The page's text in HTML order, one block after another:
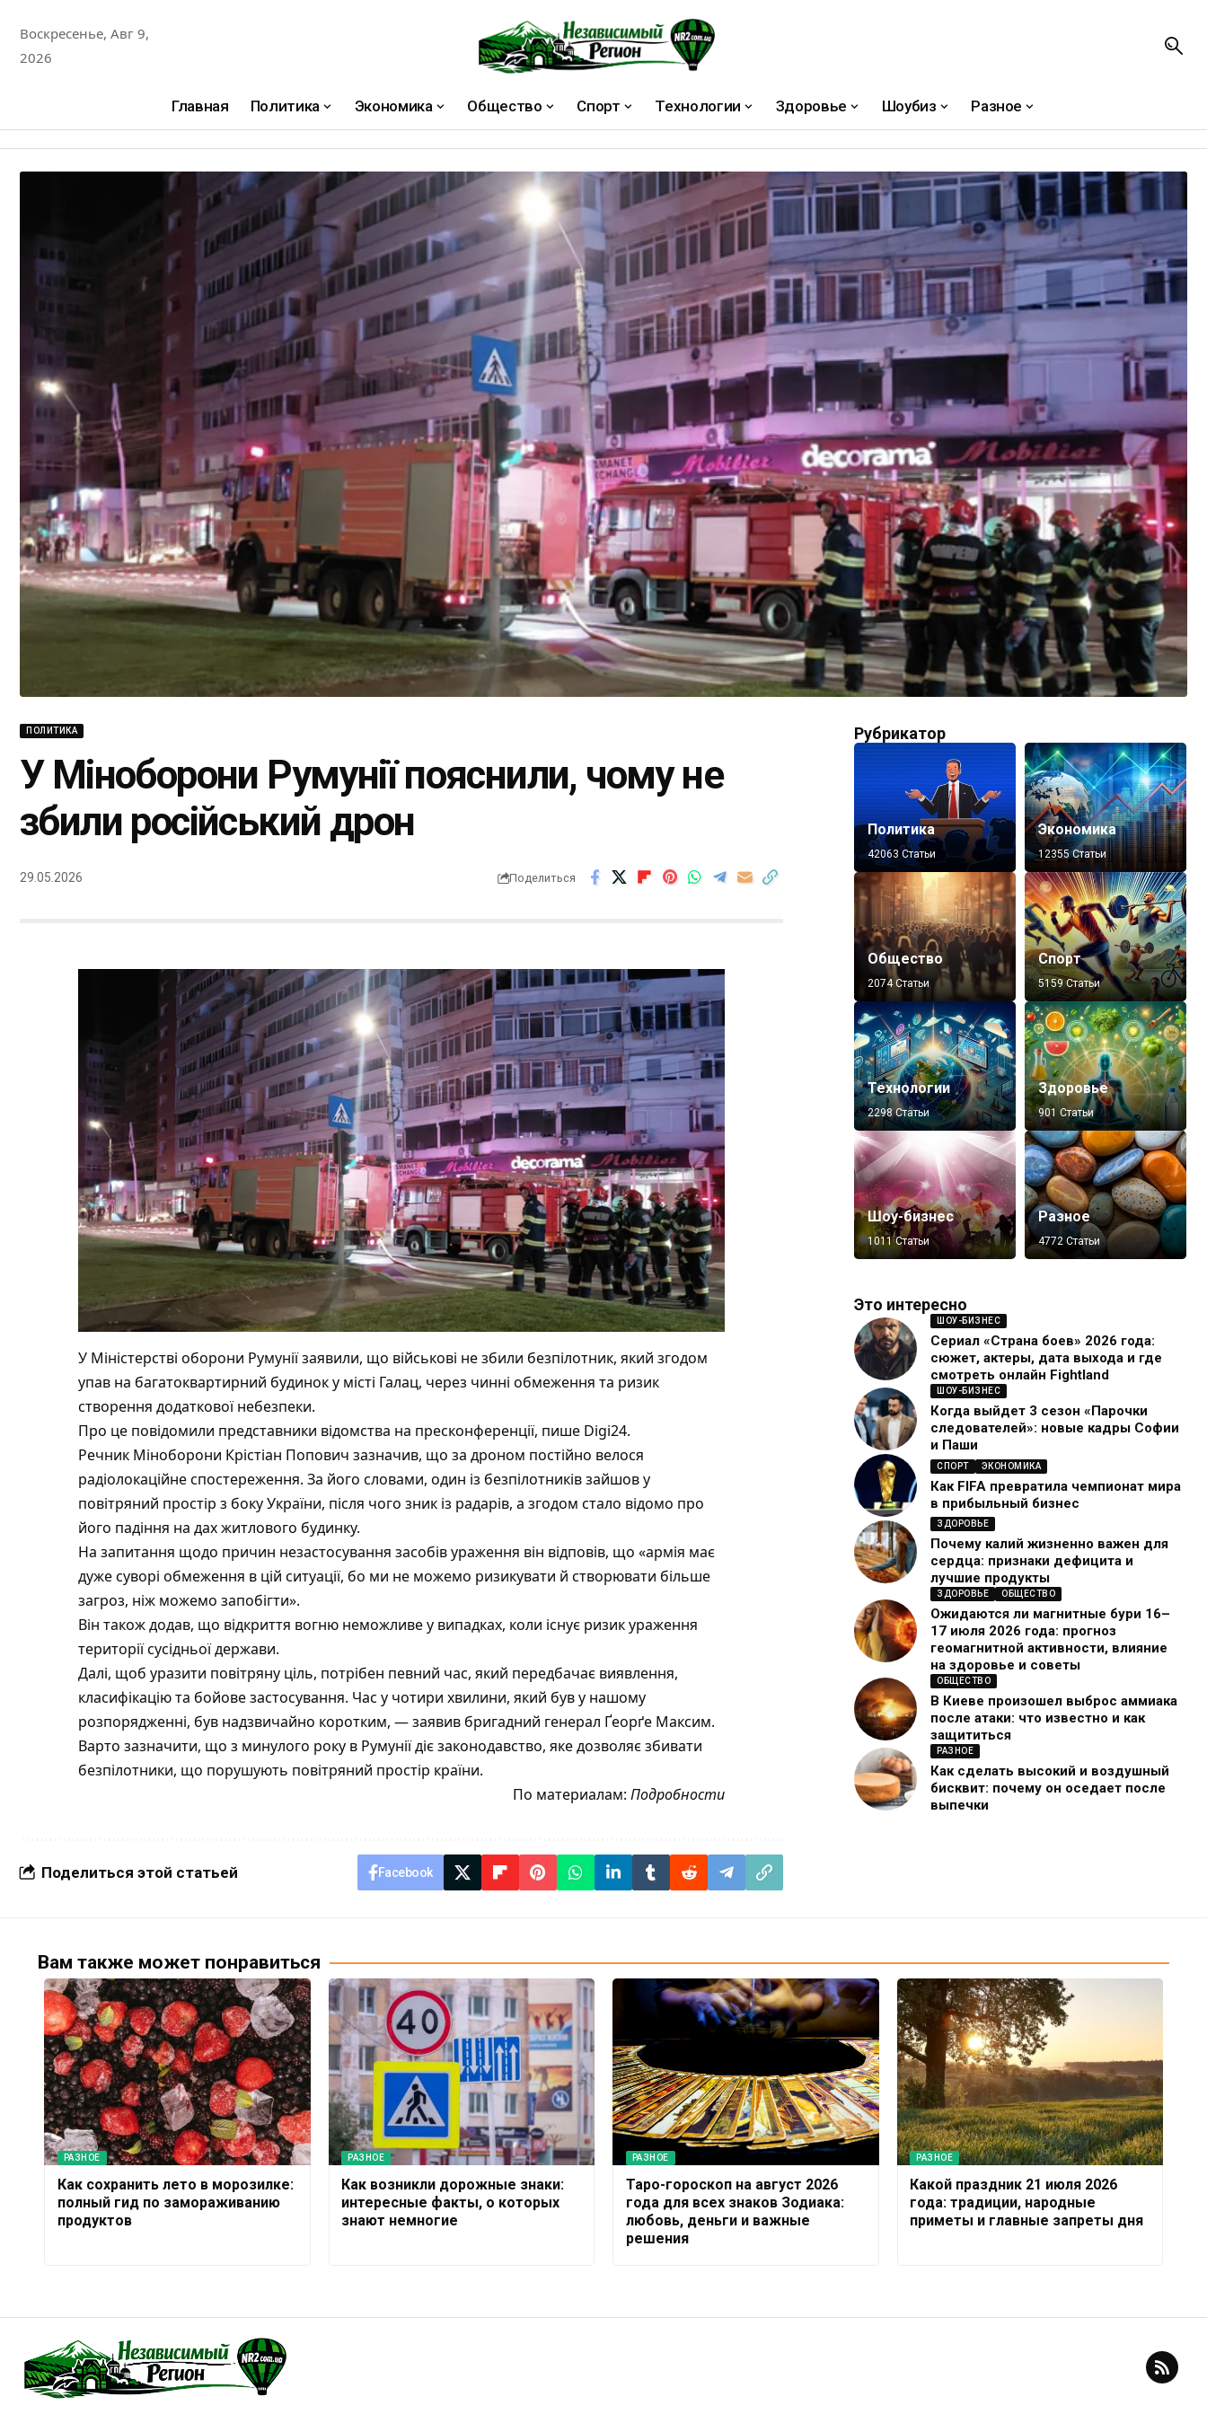
Воскресенье, Авг 9,
2026
Главная Политика Экономика Общество Спорт Технологии Здоровье Шоубиз Разное
ПОЛИТИКА
У Міноборони Румунії пояснили, чому не
збили російський дрон
29.05.2026 Поделиться
У Міністерстві оборони Румунії заявили, що військові не збили безпілотник, який згодом
упав на багатоквартирний будинок у місті Галац, через чинні обмеження та ризик
створення додаткової небезпеки.
Про це повідомили представники відомства на пресконференції, пише Digi24.
Речник Міноборони Крістіан Попович зазначив, що за дроном постійно велося
радіолокаційне спостереження. За його словами, один із безпілотників зайшов у
повітряний простір з боку України, після чого зник із радарів, а згодом стало відомо про
його падіння на дах житлового будинку.
На запитання щодо причин незастосування засобів ураження він відповів, що «армія має
дуже суворі обмеження в цій ситуації, бо ми не можемо ризикувати й створювати більше
загроз, ніж можемо запобігти».
Він також додав, що відкриття вогню неможливе у випадках, коли існує ризик ураження
території сусідньої держави.
Далі, щоб уразити повітряну ціль, потрібен певний час, який передбачає виявлення,
класифікацію та бойове застосування. Час у чотири хвилини, який був у нашому
розпорядженні, був надзвичайно коротким, — заявив бригадний генерал Ґеорґе Максим.
Варто зазначити, що з минулого року в Румунії діє законодавство, яке дозволяє збивати
безпілотники, що порушують повітряний простір країни.
По материалам: Подробности
Поделиться этой статьей Facebook
Рубрикатор
Политика
42063 Статьи
Экономика
12355 Статьи
Общество
2074 Статьи
Спорт
5159 Статьи
Технологии
2298 Статьи
Здоровье
901 Статьи
Шоу-бизнес
1011 Статьи
Разное
4772 Статьи
Это интересно
ШОУ-БИЗНЕС
Сериал «Страна боев» 2026 года:
сюжет, актеры, дата выхода и где
смотреть онлайн Fightland
ШОУ-БИЗНЕС
Когда выйдет 3 сезон «Парочки
следователей»: новые кадры Софии
и Паши
СПОРТ ЭКОНОМИКА
Как FIFA превратила чемпионат мира
в прибыльный бизнес
ЗДОРОВЬЕ
Почему калий жизненно важен для
сердца: признаки дефицита и
лучшие продукты
ЗДОРОВЬЕ ОБЩЕСТВО
Ожидаются ли магнитные бури 16–
17 июля 2026 года: прогноз
геомагнитной активности, влияние
на здоровье и советы
ОБЩЕСТВО
В Киеве произошел выброс аммиака
после атаки: что известно и как
защититься
РАЗНОЕ
Как сделать высокий и воздушный
бисквит: почему он оседает после
выпечки
Вам также может понравиться
РАЗНОЕ
Как сохранить лето в морозилке:
полный гид по замораживанию
продуктов
РАЗНОЕ
Как возникли дорожные знаки:
интересные факты, о которых
знают немногие
РАЗНОЕ
Таро-гороскоп на август 2026
года для всех знаков Зодиака:
любовь, деньги и важные
решения
РАЗНОЕ
Какой праздник 21 июля 2026
года: традиции, народные
приметы и главные запреты дня